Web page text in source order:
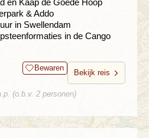
en Kaap de Goede Hoop
& Addo
in Swellendam
in de Cango
Bewaren
Bekijk reis
(o.b.v. 2 personen)